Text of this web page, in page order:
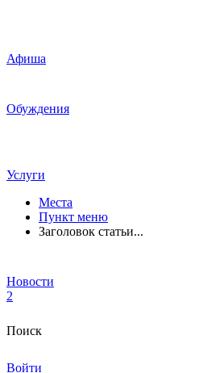
Афиша
Обуждения
Услуги
Места
Пункт меню
Заголовок статьи...
Новости
2
Поиск
Войти